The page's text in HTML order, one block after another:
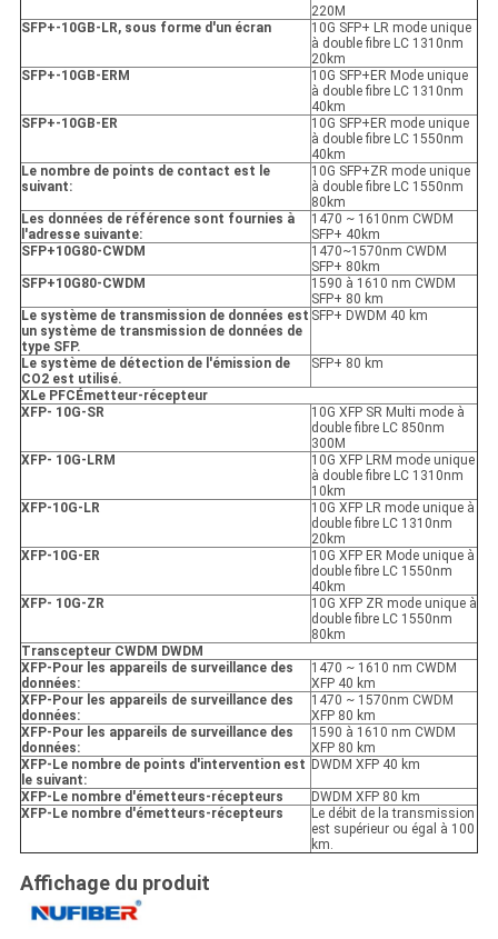
220M
SFP+-10GB-LR, sous forme d'un écran
10G SFP+ LR mode unique
à double fibre LC 1310nm
20km
SFP+-10GB-ER M
10G SFP+ER Mode unique
à double fibre LC 1310nm
40km
SFP+-10GB-ER
10G SFP+ER mode unique
à double fibre LC 1550nm
40km
Le nombre de points de contact est le
suivant:
10G SFP+ZR mode unique
à double fibre LC 1550nm
80km
Les données de référence sont fournies à
l'adresse suivante:
1470 ~ 1610nm CWDM
SFP+ 40km
SFP+10G80-CWDM
1470~1570nm CWDM
SFP+ 80km
SFP+10G80-CWDM
1590 à 1610 nm CWDM
SFP+ 80 km
Le système de transmission de données est
un système de transmission de données de
type SFP.
SFP+ DWDM 40 km
Le système de détection de l'émission de
CO2 est utilisé.
SFP+ 80 km
XLe PFC Émetteur-récepteur
XFP- 10G-SR
10G XFP SR Multi mode à
double fibre LC 850nm
300M
XFP- 10G-LRM
10G XFP LRM mode unique
à double fibre LC 1310nm
10km
XFP-10G-LR
10G XFP LR mode unique à
double fibre LC 1310nm
20km
XFP-10G-ER
10G XFP ER Mode unique à
double fibre LC 1550nm
40km
XFP- 10G-ZR
10G XFP ZR mode unique à
double fibre LC 1550nm
80km
Transcepteur CWDM DWDM
XFP- Pour les appareils de surveillance des
données:
1470 ~ 1610 nm CWDM
XFP 40 km
XFP- Pour les appareils de surveillance des
données:
1470 ~ 1570nm CWDM
XFP 80 km
XFP- Pour les appareils de surveillance des
données:
1590 à 1610 nm CWDM
XFP 80 km
XFP- Le nombre de points d'intervention est
le suivant:
DWDM XFP 40 km
XFP- Le nombre d'émetteurs-récepteurs
DWDM XFP 80 km
XFP- Le nombre d'émetteurs-récepteurs
Le débit de la transmission
est supérieur ou égal à 100
km.
Affichage du produit